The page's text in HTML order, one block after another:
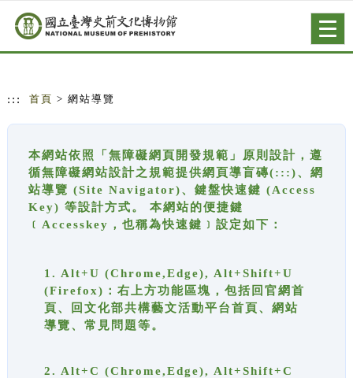
跳到主要內容
網站導覽
::: 首頁 > 網站導覽
本網站依照「無障礙網頁開發規範」原則設計，遵
循無障礙網站設計之規範提供網頁導盲磚(:::)、網
站導覽 (Site Navigator)、鍵盤快速鍵 (Access
Key) 等設計方式。 本網站的便捷鍵
﹝Accesskey，也稱為快速鍵﹞設定如下：
1. Alt+U (Chrome,Edge), Alt+Shift+U
(Firefox)：右上方功能區塊，包括回官網首
頁、回文化部共構藝文活動平台首頁、網站
導覽、常見問題等。
2. Alt+C (Chrome,Edge), Alt+Shift+C